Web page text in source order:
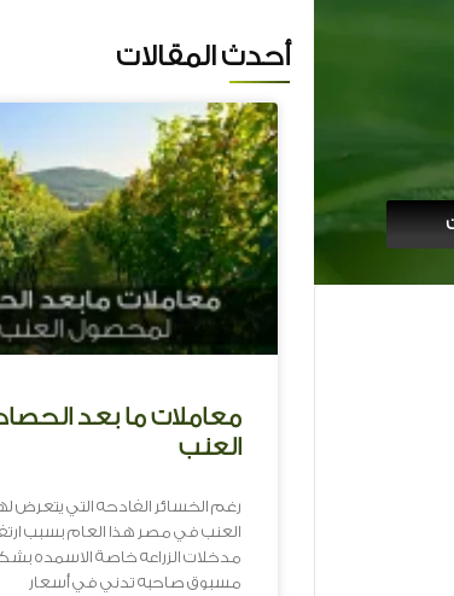
أحدث المقالات
معاملات ما بعد
العنب
رغم الخسائر الفادحه التي يتعرض
العنب في مصر هذا العام بسبب
مدخلات الزراعه خاصة الاسمده
مسبوق صاحبه تدني في أسعار